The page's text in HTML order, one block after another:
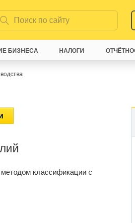
классификации с
БИЗНЕСА НАЛОГИ